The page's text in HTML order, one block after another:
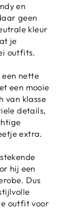
en
geen
kleur
je
outfits.
nette
een mooie
van klasse
details,
extra.
hij een
Dus
outfit voor